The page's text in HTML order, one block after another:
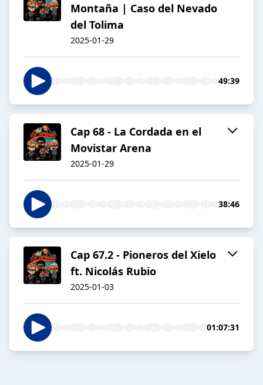
Montaña | Caso del Nevado
del Tolima
2025-01-29
49:39
Cap 68 - La Cordada en el
Movistar Arena
2025-01-29
38:46
Cap 67.2 - Pioneros del Xielo
ft. Nicolás Rubio
2025-01-03
01:07:31